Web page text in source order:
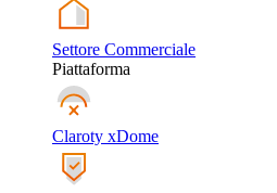
Settore Commerciale
Piattaforma
Claroty xDome